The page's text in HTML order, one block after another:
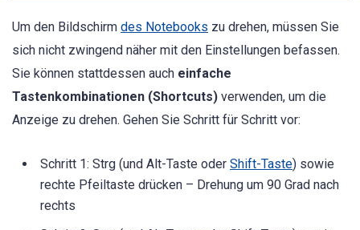
Um den Bildschirm des Notebooks zu drehen, müssen Sie
sich nicht zwingend näher mit den Einstellungen befassen.
Sie können stattdessen auch einfache
Tastenkombinationen (Shortcuts) verwenden, um die
Anzeige zu drehen. Gehen Sie Schritt für Schritt vor:
Schritt 1: Strg (und Alt-Taste oder Shift-Taste) sowie
rechte Pfeiltaste drücken – Drehung um 90 Grad nach
rechts